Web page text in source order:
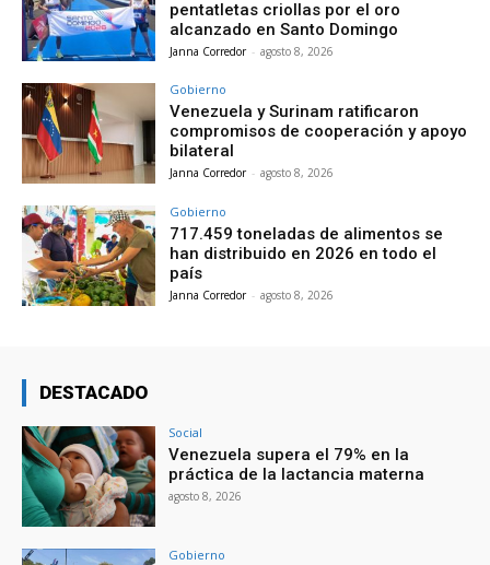
pentatletas criollas por el oro
alcanzado en Santo Domingo
Janna Corredor - agosto 8, 2026
Gobierno
Venezuela y Surinam ratificaron
compromisos de cooperación y apoyo
bilateral
Janna Corredor - agosto 8, 2026
Gobierno
717.459 toneladas de alimentos se
han distribuido en 2026 en todo el
país
Janna Corredor - agosto 8, 2026
DESTACADO
Social
Venezuela supera el 79% en la
práctica de la lactancia materna
agosto 8, 2026
Gobierno